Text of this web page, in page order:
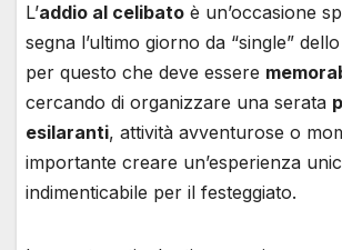
L’addio al celibato è un’occasione
segna l’ultimo giorno da “single”
per questo che deve essere
cercando di organizzare una serata
esilaranti, attività avventurose o
importante creare un’esperienza
indimenticabile per il festeggiato.